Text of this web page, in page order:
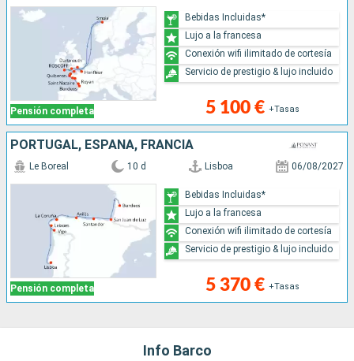
Pensión completa 5 100 € +Tasas
Bebidas Incluidas*
Lujo a la francesa
Conexión wifi ilimitado de cortesía
Servicio de prestigio & lujo incluido
PORTUGAL, ESPAÑA, FRANCIA
Pensión completa
Le Boreal 10 d Lisboa 06/08/2027
5 370 € +Tasas
Bebidas Incluidas*
Lujo a la francesa
Conexión wifi ilimitado de cortesía
Servicio de prestigio & lujo incluido
Info Barco